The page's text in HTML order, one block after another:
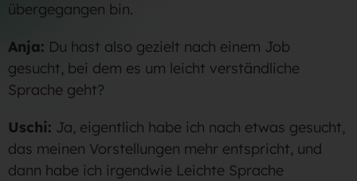
übergegangen bin.
Anja: Du hast also gezielt nach einem Job
gesucht, bei dem es um leicht verständliche
Sprache geht?
Uschi: Ja, eigentlich habe ich nach etwas gesucht,
das meinen Vorstellungen mehr entspricht, und
dann habe ich irgendwie Leichte Sprache